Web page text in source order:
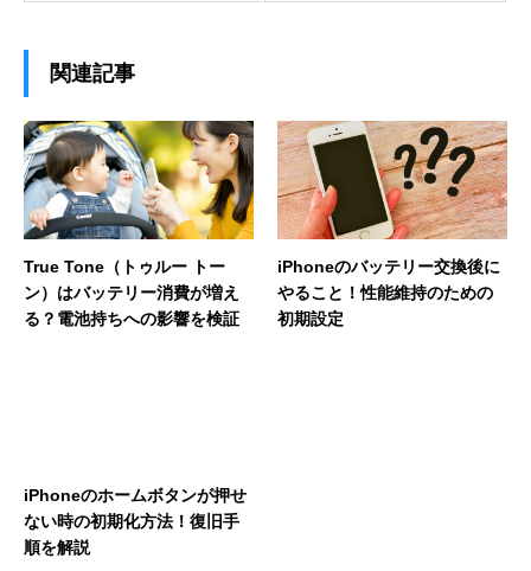
関連記事
True Tone（トゥルー トー
ン）はバッテリー消費が増え
る？電池持ちへの影響を検証
iPhoneのバッテリー交換後に
やること！性能維持のための
初期設定
iPhoneのホームボタンが押せ
ない時の初期化方法！復旧手
順を解説